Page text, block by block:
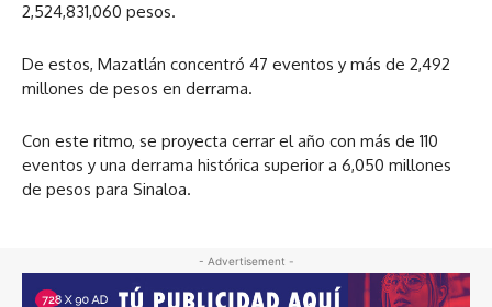
2,524,831,060 pesos.
De estos, Mazatlán concentró 47 eventos y más de 2,492
millones de pesos en derrama.
Con este ritmo, se proyecta cerrar el año con más de 110
eventos y una derrama histórica superior a 6,050 millones
de pesos para Sinaloa.
- Advertisement -